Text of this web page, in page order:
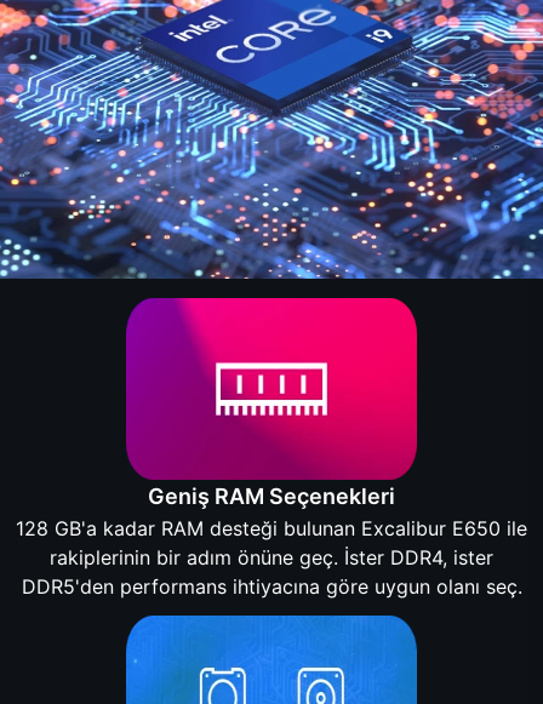
Geniş RAM Seçenekleri
128 GB'a kadar RAM desteği bulunan Excalibur E650 ile
rakiplerinin bir adım önüne geç. İster DDR4, ister
DDR5'den performans ihtiyacına göre uygun olanı seç.